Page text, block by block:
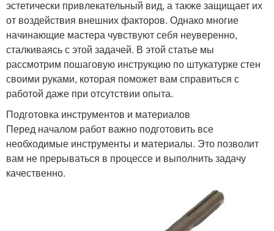
эстетически привлекательный вид, а также защищает их
от воздействия внешних факторов. Однако многие
начинающие мастера чувствуют себя неуверенно,
сталкиваясь с этой задачей. В этой статье мы
рассмотрим пошаговую инструкцию по штукатурке стен
своими руками, которая поможет вам справиться с
работой даже при отсутствии опыта.
Подготовка инструментов и материалов
Перед началом работ важно подготовить все
необходимые инструменты и материалы. Это позволит
вам не прерываться в процессе и выполнить задачу
качественно.